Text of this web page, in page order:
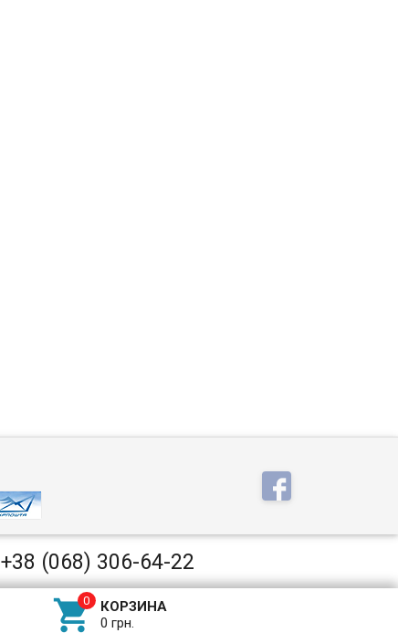
+38 (068) 306-64-22
 КОРЗИНА
0 грн.